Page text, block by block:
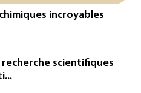
contrôler la
des
solaires
contrôle des
étrangers
incroyables
scientifiques